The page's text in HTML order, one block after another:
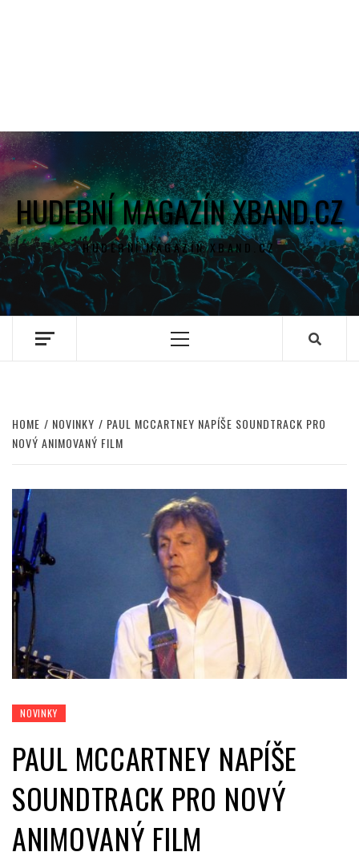
HUDEBNÍ MAGAZÍN XBAND.CZ
HUDEBNÍ MAGAZÍN XBAND.CZ
Primary
HOME NOVINKY
PAUL MCCARTNEY NAPÍŠE SOUNDTRACK PRO
NOVÝ ANIMOVANÝ FILM
NOVINKY
PAUL MCCARTNEY NAPÍŠE
SOUNDTRACK PRO NOVÝ
ANIMOVANÝ FILM